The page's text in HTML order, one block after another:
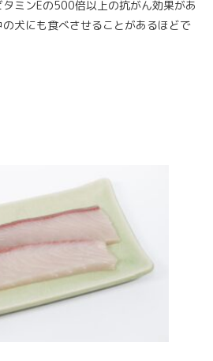
ミンEの500倍以上の抗がん効果があ
犬にも食べさせることがあるほどで